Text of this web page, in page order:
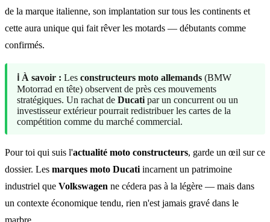
de la marque italienne, son implantation sur tous les continents et
cette aura unique qui fait rêver les motards — débutants comme
confirmés.
ℹ️ À savoir : Les constructeurs moto allemands (BMW
Motorrad en tête) observent de près ces mouvements
stratégiques. Un rachat de Ducati par un concurrent ou un
investisseur extérieur pourrait redistribuer les cartes de la
compétition comme du marché commercial.
Pour toi qui suis l'actualité moto constructeurs, garde un œil sur ce
dossier. Les marques moto Ducati incarnent un patrimoine
industriel que Volkswagen ne cédera pas à la légère — mais dans
un contexte économique tendu, rien n'est jamais gravé dans le
marbre.